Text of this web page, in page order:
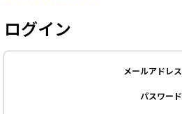
ログイン
メールアドレス
パスワード